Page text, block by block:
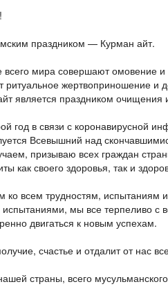
праздником — Курман айт.
мира совершают омовение
жертвоприношение и
праздником очищения и
год в связи с коронавирусной
Всевышний над
призываю всех граждан
как своего здоровья, так и
ко всем трудностям, испытаниям
испытаниями, мы все терпеливо с
двигаться к новым успехам.
счастье и отдалит от нас
страны, всего